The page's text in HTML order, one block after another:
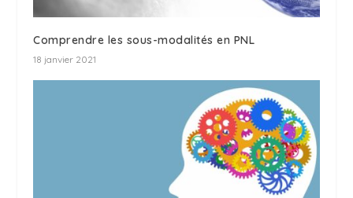
Comprendre les sous-modalités en PNL
18 janvier 2021